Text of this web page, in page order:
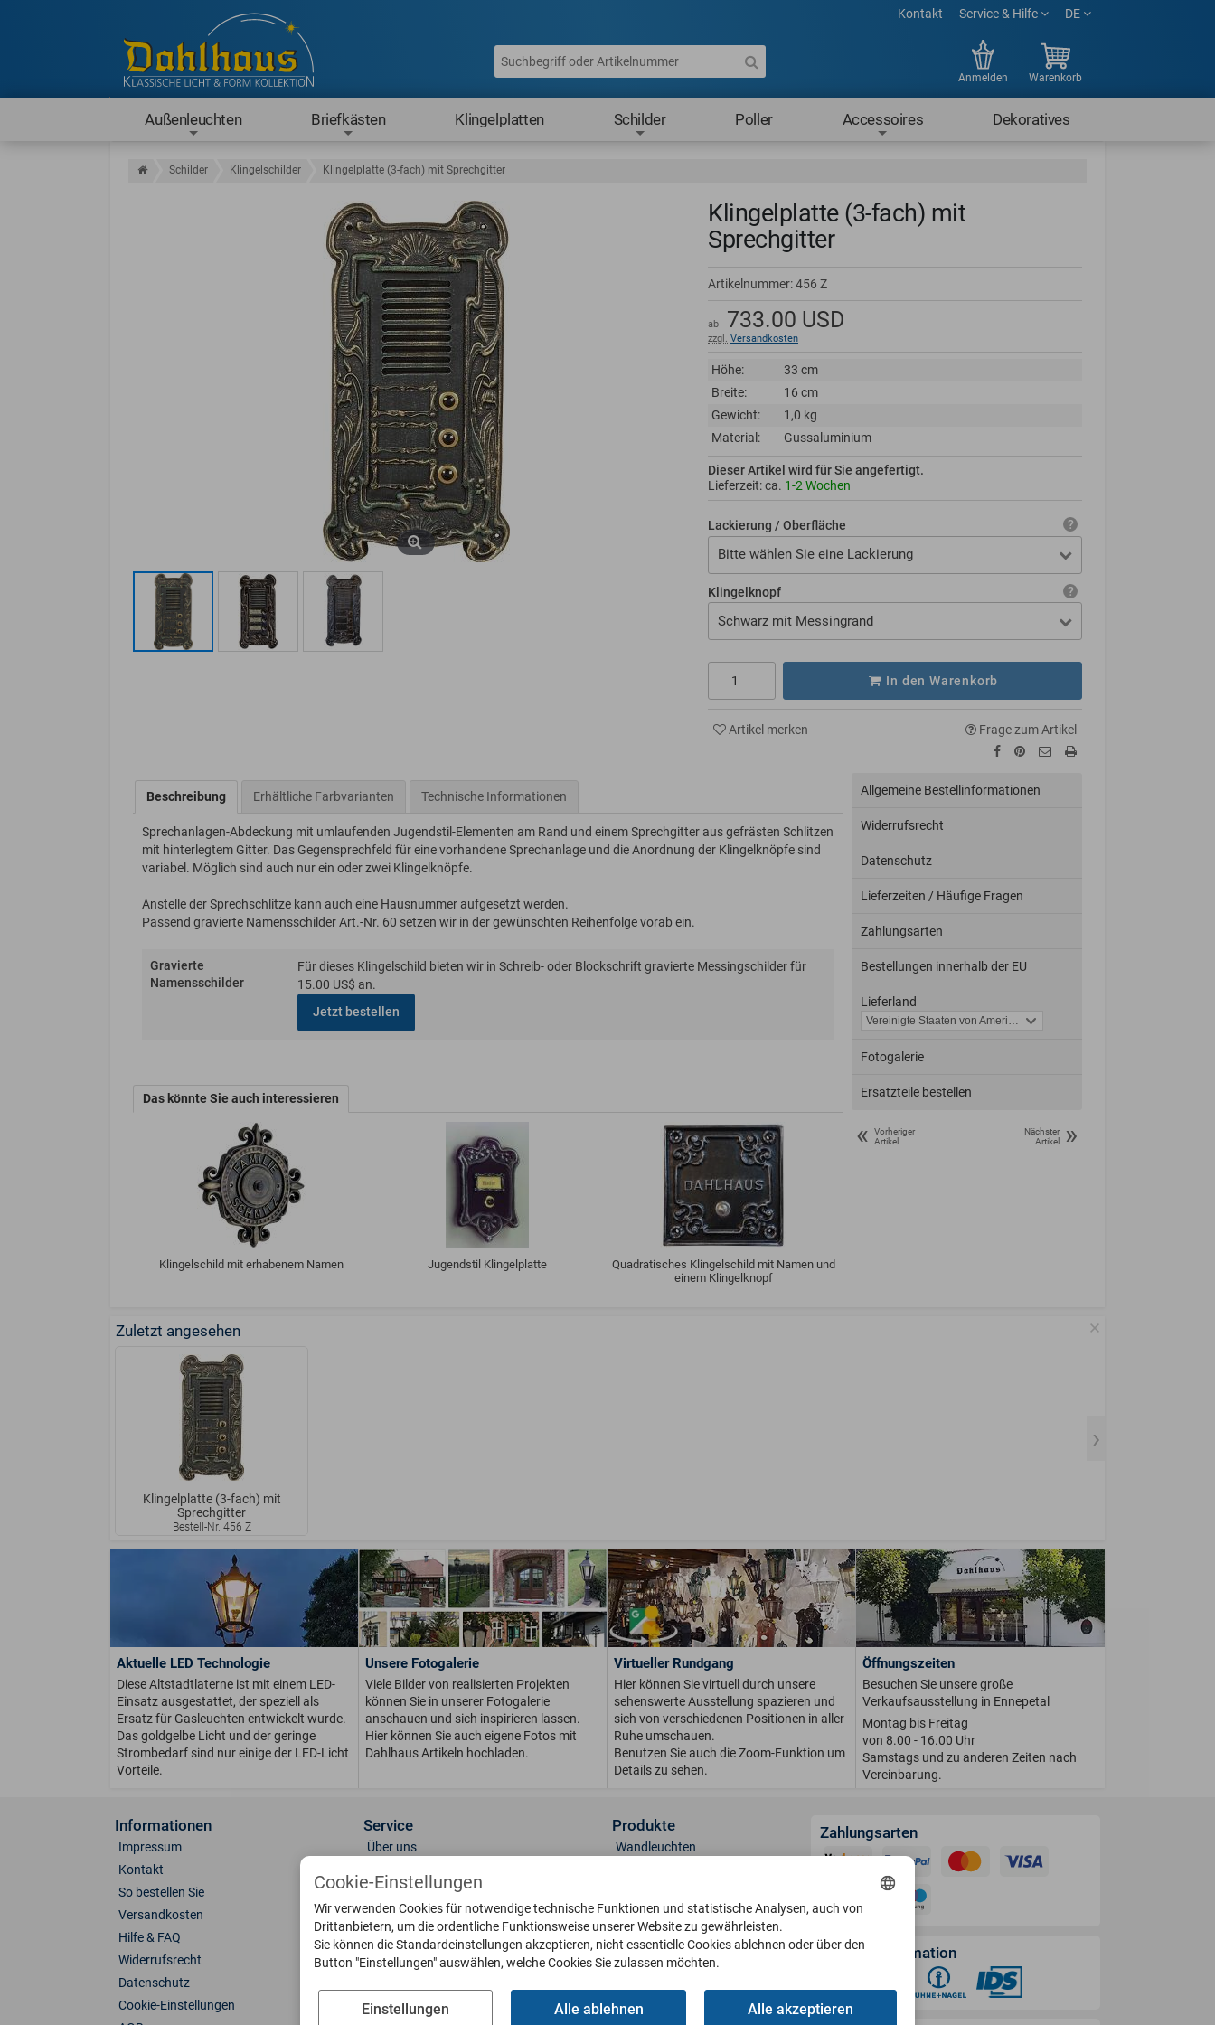
Kontakt Service & Hilfe DE
Anmelden Warenkorb
Außenleuchten Briefkästen Klingelplatten Schilder Poller Accessoires Dekoratives
Schilder Klingelschilder Klingelplatte (3-fach) mit Sprechgitter
Klingelplatte (3-fach) mit
Sprechgitter
Artikelnummer:456 Z
ab 733.00 USD
zzgl. Versandkosten
Höhe:
33 cm
Breite:
16 cm
Gewicht:
1,0 kg
Material:
Gussaluminium
Dieser Artikel wird für Sie angefertigt.
Lieferzeit: ca. 1-2 Wochen
Lackierung / Oberfläche
Bitte wählen Sie eine Lackierung
Klingelknopf
Schwarz mit Messingrand
In den Warenkorb
Artikel merken Frage zum Artikel
Beschreibung Erhältliche Farbvarianten Technische Informationen
Sprechanlagen-Abdeckung mit umlaufenden Jugendstil-Elementen am Rand und einem Sprechgitter aus gefrästen Schlitzen
mit hinterlegtem Gitter. Das Gegensprechfeld für eine vorhandene Sprechanlage und die Anordnung der Klingelknöpfe sind
variabel. Möglich sind auch nur ein oder zwei Klingelknöpfe.
Anstelle der Sprechschlitze kann auch eine Hausnummer aufgesetzt werden.
Passend gravierte NamensschilderArt.-Nr. 60 setzen wir in der gewünschten Reihenfolge vorab ein.
Gravierte
Namensschilder
Für dieses Klingelschild bieten wir in Schreib- oder Blockschrift gravierte Messingschilder für
15.00 US$ an.
Jetzt bestellen
Das könnte Sie auch interessieren
Klingelschild mit erhabenem Namen Jugendstil Klingelplatte
Quadratisches Klingelschild mit Namen und
einem Klingelknopf
Allgemeine Bestellinformationen
Widerrufsrecht
Datenschutz
Lieferzeiten / Häufige Fragen
Zahlungsarten
Bestellungen innerhalb der EU
Lieferland
Fotogalerie
Ersatzteile bestellen
«
Vorheriger
Artikel
Nächster
Artikel
»
Zuletzt angesehen
Klingelplatte (3-fach) mit
Sprechgitter
Bestell-Nr. 456 Z
Aktuelle LED Technologie
Diese Altstadtlaterne ist mit einem LED-
Einsatz ausgestattet, der speziell als
Ersatz für Gasleuchten entwickelt wurde.
Das goldgelbe Licht und der geringe
Strombedarf sind nur einige der LED-Licht
Vorteile.
Unsere Fotogalerie
Viele Bilder von realisierten Projekten
können Sie in unserer Fotogalerie
anschauen und sich inspirieren lassen.
Hier können Sie auch eigene Fotos mit
Dahlhaus Artikeln hochladen.
Virtueller Rundgang
Hier können Sie virtuell durch unsere
sehenswerte Ausstellung spazieren und
sich von verschiedenen Positionen in aller
Ruhe umschauen.
Benutzen Sie auch die Zoom-Funktion um
Details zu sehen.
Öffnungszeiten
Besuchen Sie unsere große
Verkaufsausstellung in Ennepetal
Montag bis Freitag
von 8.00 - 16.00 Uhr
Samstags und zu anderen Zeiten nach
Vereinbarung.
Informationen
Impressum
Kontakt
So bestellen Sie
Versandkosten
Hilfe & FAQ
Widerrufsrecht
Datenschutz
Cookie-Einstellungen
Service
Über uns
Fotogalerie
Farben & Oberflächen
Leuchtengläser
Ersatzteile bestellen
Downloads
Produkte
Wandleuchten
Deckenleuchten
Briefkästen
Klingelplatten
Wetterfahnen
Zahlungsarten
Versandinformation
Cookie-Einstellungen
Wir verwenden Cookies für notwendige technische Funktionen und statistische Analysen, auch von
Drittanbietern, um die ordentliche Funktionsweise unserer Website zu gewährleisten.
Sie können die Standardeinstellungen akzeptieren, nicht essentielle Cookies ablehnen oder über den
Button "Einstellungen" auswählen, welche Cookies Sie zulassen möchten.
Einstellungen Alle ablehnen Alle akzeptieren